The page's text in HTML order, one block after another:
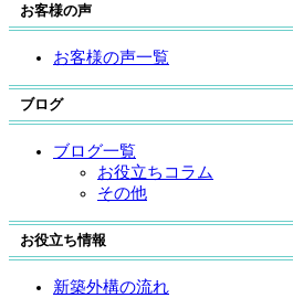
お客様の声
お客様の声一覧
ブログ
ブログ一覧
お役立ちコラム
その他
お役立ち情報
新築外構の流れ